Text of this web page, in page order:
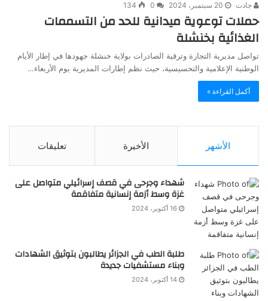
جادت 20 سبتمبر، 2024 0
134
حملات توعوية ميدانية للحد من التسممات
الغذائية بخنشلة
تواصل مديرية التجارة وترقية الصادرات بولاية خنشلة جهودها في إطار الأيام
الوطنية الإعلامية والتحسيسية، حيث نظم إطارات المديرية يوم الأربعاء…
أكمل القراءة »
الأشهر الأخيرة تعليقات
شهداء وجرحى في قصف إسرائيلي متواصل على
غزة وسط أزمة إنسانية متفاقمة
16 أكتوبر، 2024
طلبة الطب في الجزائر يطالبون بتوثيق الشهادات
وبناء مستشفيات جديدة
14 أكتوبر، 2024